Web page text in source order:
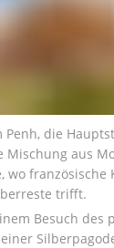
Penh, die
Mischung aus
wo
trifft.
Besuch des